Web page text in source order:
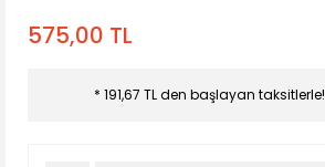
575,00 TL
* 191,67 TL den başlayan taksitlerle!